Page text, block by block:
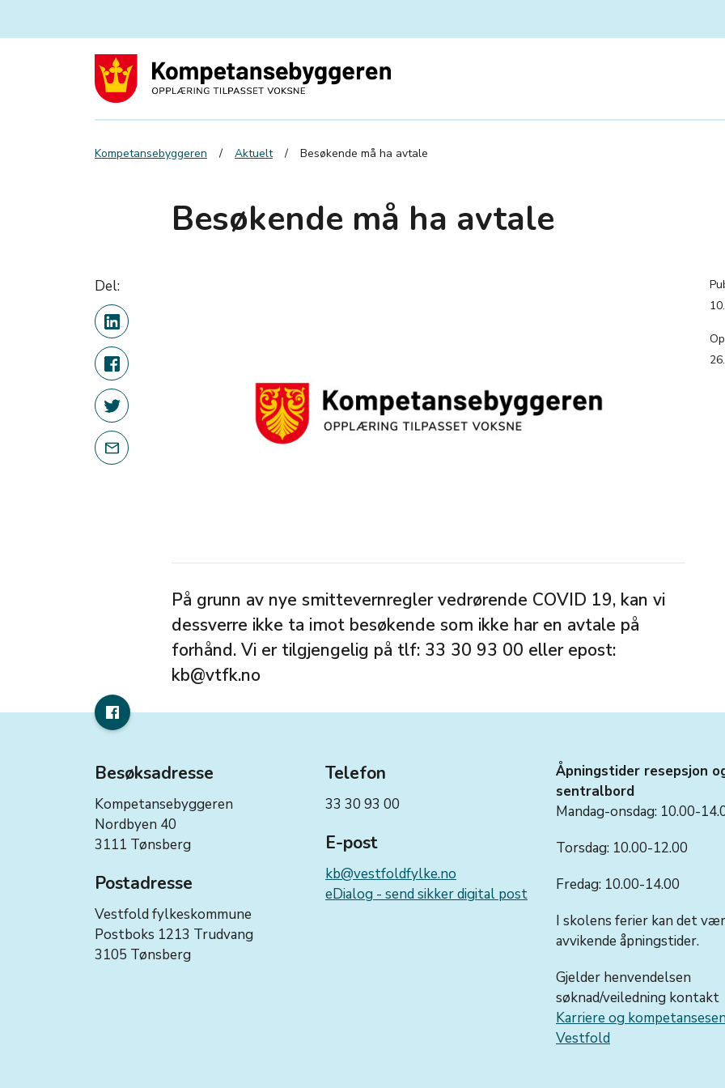
Kompetansebyggeren Aktuelt Besøkende må ha avtale
Besøkende må ha avtale
Del:
På grunn av nye smittevernregler vedrørende COVID 19, kan vi
dessverre ikke ta imot besøkende som ikke har en avtale på
forhånd. Vi er tilgjengelig på tlf: 33 30 93 00 eller epost:
kb@vtfk.no
Besøksadresse
Kompetansebyggeren
Nordbyen 40
3111 Tønsberg
Postadresse
Vestfold fylkeskommune
Postboks 1213 Trudvang
3105 Tønsberg
Telefon
33 30 93 00
E-post
kb@vestfoldfylke.no
eDialog - send sikker digital post
Åpningstider resepsjon
sentralbord
Mandag-onsdag: 10.00-
Torsdag: 10.00-12.00
Fredag: 10.00-14.00
I skolens ferier kan det
avvikende åpningstider.
Gjelder henvendelsen
søknad/veiledning kontakt
Karriere og
Vestfold